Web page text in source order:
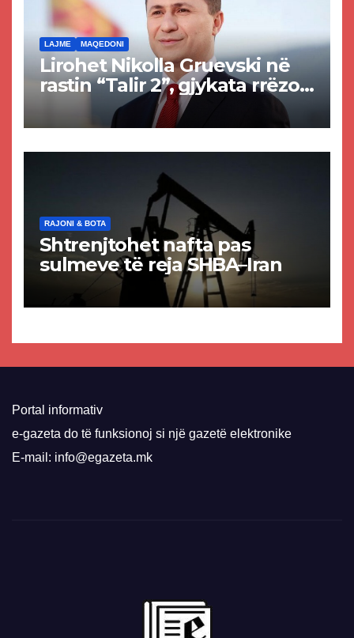
LAJME MAQEDONI
Lirohet Nikolla Gruevski në
rastin “Talir 2”, gjykata rrëzon
akuzat për ndërtimin e
paligjshëm të selisë së
RAJONI & BOTA
Shtrenjtohet nafta pas
sulmeve të reja SHBA–Iran
Portal informativ
e-gazeta do të funksionoj si një gazetë elektronike
E-mail: info@egazeta.mk